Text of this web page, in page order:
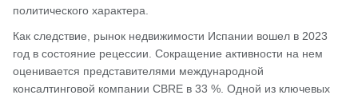
политического характера.
Как следствие, рынок недвижимости Испании вошел в 2023
год в состояние рецессии. Сокращение активности на нем
оценивается представителями международной
консалтинговой компании CBRE в 33 %. Одной из ключевых